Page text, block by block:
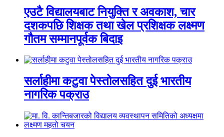
एउटै विद्यालयबाट नियुक्ति र अवकाश, चार
दशकपछि शिक्षक तथा खेल प्रशिक्षक लक्ष्मण
गौतम सम्मानपूर्वक बिदाइ
सर्लाहीमा कटुवा पेस्तोलसहित दुई भारतीय
नागरिक पक्राउ